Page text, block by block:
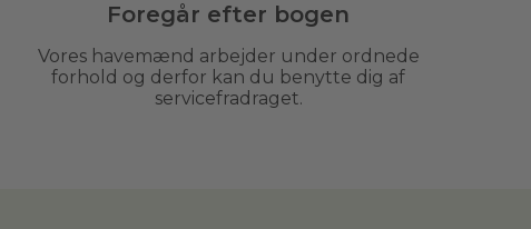
Foregår efter bogen
Vores havemænd arbejder under ordnede
forhold og derfor kan du benytte dig af
servicefradraget.